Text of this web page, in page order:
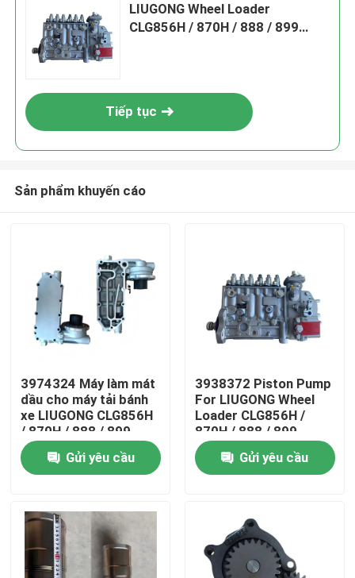
Trang chủ
Các sản phẩm
Video
LIUGONG Wheel Loader
CLG856H / 870H / 888 / 899
Tiếp tục
Sản phẩm khuyến cáo
3974324 Máy làm mát
dầu cho máy tải bánh
xe LIUGONG CLG856H
/ 870H / 888 / 899
Động cơ 6CT8.3 /
6CTA8.3 ISL9 / QSL9
Gửi yêu cầu
3938372 Piston Pump
For LIUGONG Wheel
Loader CLG856H /
870H / 888 / 899
Excavator 925D /
930D / 936D Engine
6D114 QSC8.3
Gửi yêu cầu